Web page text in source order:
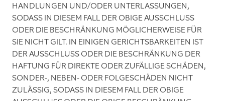
HANDLUNGEN UND/ODER UNTERLASSUNGEN,
SODASS IN DIESEM FALL DER OBIGE AUSSCHLUSS
ODER DIE BESCHRÄNKUNG MÖGLICHERWEISE FÜR
SIE NICHT GILT. IN EINIGEN GERICHTSBARKEITEN IST
DER AUSSCHLUSS ODER DIE BESCHRÄNKUNG DER
HAFTUNG FÜR DIREKTE ODER ZUFÄLLIGE SCHÄDEN,
SONDER-, NEBEN- ODER FOLGESCHÄDEN NICHT
ZULÄSSIG, SODASS IN DIESEM FALL DER OBIGE